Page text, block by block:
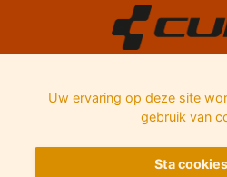
Uw ervaring op deze site
gebruik van
Sta